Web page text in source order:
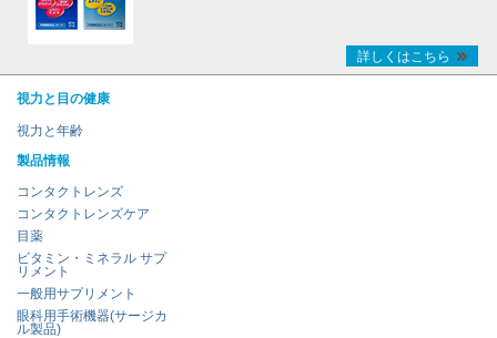
詳しくはこちら
視力と目の健康
視力と年齢
製品情報
コンタクトレンズ
コンタクトレンズケア
目薬
ビタミン・ミネラル サプ
リメント
一般用サプリメント
眼科用手術機器(サージカ
ル製品)